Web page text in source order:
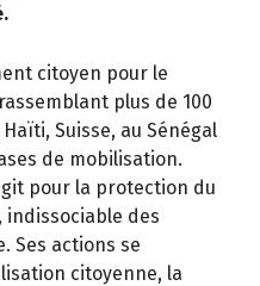
citoyen pour le
plus de 100
Suisse, au Sénégal
de mobilisation.
pour la protection du
des
Ses actions se
citoyenne, la